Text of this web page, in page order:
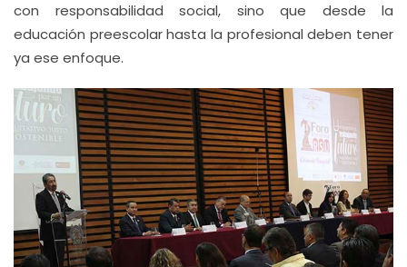
con responsabilidad social, sino que desde la
educación preescolar hasta la profesional deben tener
ya ese enfoque.